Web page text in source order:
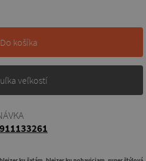
Do košíka
veľkostí